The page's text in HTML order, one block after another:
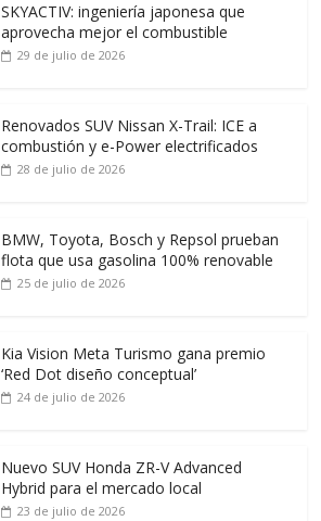
SKYACTIV: ingeniería japonesa que
aprovecha mejor el combustible
29 de julio de 2026
Renovados SUV Nissan X-Trail: ICE a
combustión y e-Power electrificados
28 de julio de 2026
BMW, Toyota, Bosch y Repsol prueban
flota que usa gasolina 100% renovable
25 de julio de 2026
Kia Vision Meta Turismo gana premio
‘Red Dot diseño conceptual’
24 de julio de 2026
Nuevo SUV Honda ZR-V Advanced
Hybrid para el mercado local
23 de julio de 2026